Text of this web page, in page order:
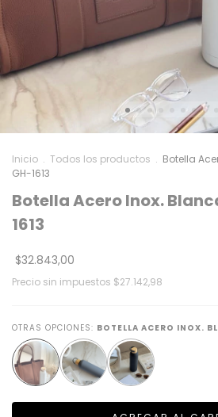
Inicio . Todos los productos . Botella
GH-1613
Botella Acero Inox.
1613
$32.843,00
Precio sin impuestos $27.142,98
OTRAS OPCIONES: BOTELLA ACERO INOX.